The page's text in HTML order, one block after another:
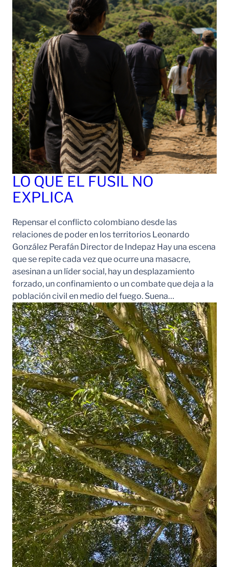
LO QUE EL FUSIL NO
EXPLICA
Repensar el conflicto colombiano desde las
relaciones de poder en los territorios Leonardo
González Perafán Director de Indepaz Hay una escena
que se repite cada vez que ocurre una masacre,
asesinan a un líder social, hay un desplazamiento
forzado, un confinamiento o un combate que deja a la
población civil en medio del fuego. Suena…